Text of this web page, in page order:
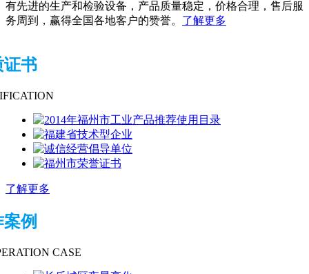
有先进的生产和检验设备，产品质量稳定，价格合理，售后服
务周到，赢得全国各地客户的赞誉。 了解更多
证书
了解更多
例
CASE